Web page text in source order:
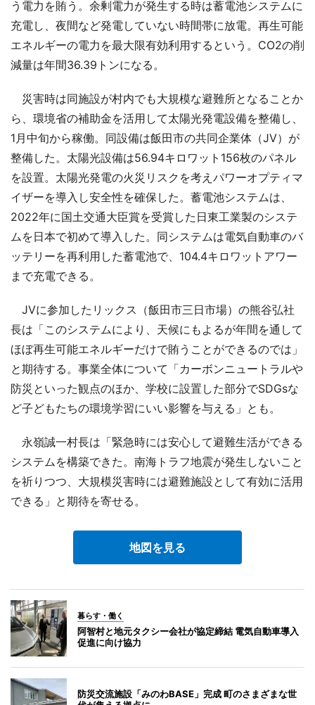
う電力を賄う。余剰電力が発生する時は蓄電池システムに
充電し、夜間など発電していない時間帯に放電。再生可能
エネルギーの電力を最大限有効利用するという。CO2の削
減量は年間36.39トンになる。
災害時は同施設が村内でも大規模な避難所となることか
ら、環境省の補助金を活用して太陽光発電設備を整備し、
1月中旬から稼働。同設備は飯田市の共同企業体（JV）が
整備した。太陽光設備は56.94キロワット156枚のパネル
を設置。太陽光発電の火災リスクを考えパワーオプティマ
イザーを導入し安全性を確保した。蓄電池システムは、
2022年に国土交通大臣賞を受賞した日東工業製のシステ
ムを日本で初めて導入した。同システムは電気自動車のバ
ッテリーを再利用した蓄電池で、104.4キロワットアワー
まで充電できる。
JVに参加したリックス（飯田市三日市場）の熊谷弘社
長は「このシステムにより、天候にもよるが年間を通して
ほぼ再生可能エネルギーだけで賄うことができるのでは」
と期待する。事業全体について「カーボンニュートラルや
防災といった観点のほか、学校に設置した部分でSDGsな
ど子どもたちの環境学習にいい影響を与える」とも。
永嶺誠一村長は「緊急時には安心して避難生活ができる
システムを構築できた。南海トラフ地震が発生しないこと
を祈りつつ、大規模災害時には避難施設として有効に活用
できる」と期待を寄せる。
地図を見る
暮らす・働く
阿智村と地元タクシー会社が協定締結 電気自動車導入
促進に向け協力
防災交流施設「みのわBASE」完成 町のさまざまな世